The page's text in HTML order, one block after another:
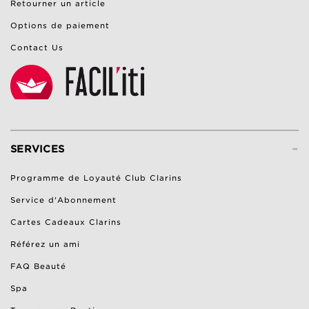
Retourner un article
Options de paiement
Contact Us
-
SERVICES
Programme de Loyauté Club Clarins
Service d'Abonnement
Cartes Cadeaux Clarins
Référez un ami
FAQ Beauté
Spa